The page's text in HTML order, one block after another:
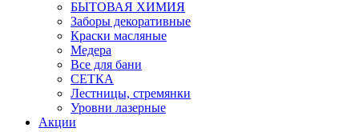
БЫТОВАЯ ХИМИЯ
Заборы декоративные
Краски масляные
Медера
Все для бани
СЕТКА
Лестницы, стремянки
Уровни лазерные
Акции